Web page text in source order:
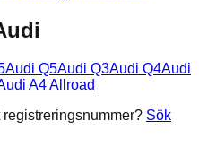
Audi Q5Audi Q3Audi Q4Audi
A4 Allroad
Sök